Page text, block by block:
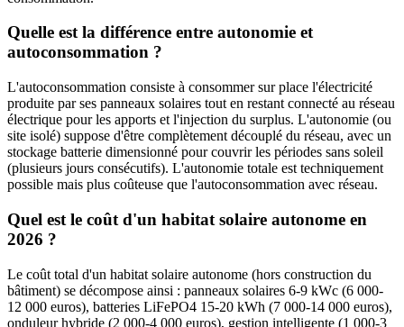
Quelle est la différence entre autonomie et
autoconsommation ?
L'autoconsommation consiste à consommer sur place l'électricité
produite par ses panneaux solaires tout en restant connecté au réseau
électrique pour les apports et l'injection du surplus. L'autonomie (ou
site isolé) suppose d'être complètement découplé du réseau, avec un
stockage batterie dimensionné pour couvrir les périodes sans soleil
(plusieurs jours consécutifs). L'autonomie totale est techniquement
possible mais plus coûteuse que l'autoconsommation avec réseau.
Quel est le coût d'un habitat solaire autonome en
2026 ?
Le coût total d'un habitat solaire autonome (hors construction du
bâtiment) se décompose ainsi : panneaux solaires 6-9 kWc (6 000-
12 000 euros), batteries LiFePO4 15-20 kWh (7 000-14 000 euros),
onduleur hybride (2 000-4 000 euros), gestion intelligente (1 000-3